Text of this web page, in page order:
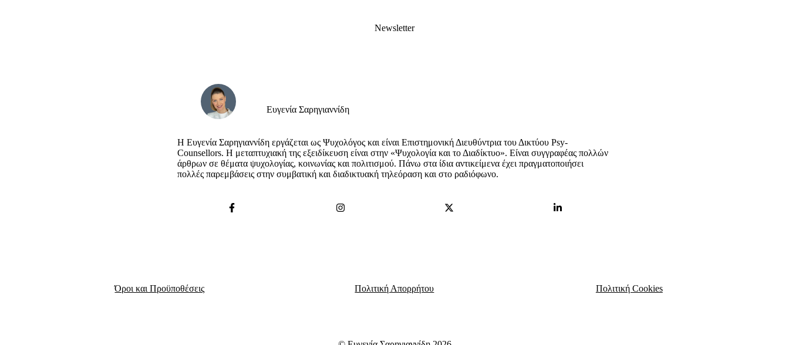
Newsletter
Ευγενία Σαρηγιαννίδη
Η Ευγενία Σαρηγιαννίδη εργάζεται ως Ψυχολόγος και είναι Επιστημονική Διευθύντρια του Δικτύου Psy-
Counsellors. Η μεταπτυχιακή της εξειδίκευση είναι στην «Ψυχολογία και το Διαδίκτυο». Είναι συγγραφέας πολλών
άρθρων σε θέματα ψυχολογίας, κοινωνίας και πολιτισμού. Πάνω στα ίδια αντικείμενα έχει πραγματοποιήσει
πολλές παρεμβάσεις στην συμβατική και διαδικτυακή τηλεόραση και στο ραδιόφωνο.
Όροι και Προϋποθέσεις Πολιτική Απορρήτου Πολιτική Cookies